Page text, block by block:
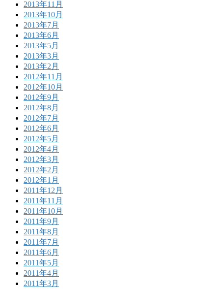
2013年11月
2013年10月
2013年7月
2013年6月
2013年5月
2013年3月
2013年2月
2012年11月
2012年10月
2012年9月
2012年8月
2012年7月
2012年6月
2012年5月
2012年4月
2012年3月
2012年2月
2012年1月
2011年12月
2011年11月
2011年10月
2011年9月
2011年8月
2011年7月
2011年6月
2011年5月
2011年4月
2011年3月